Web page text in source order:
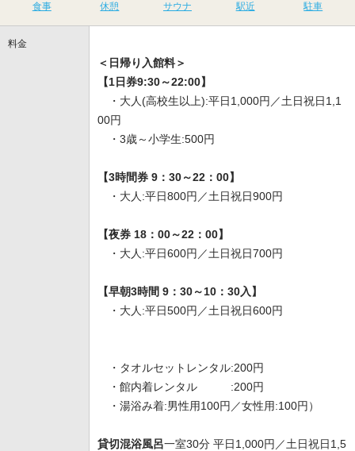
食事 休憩 サウナ 駅近 駐車
料金
＜日帰り入館料＞
【1日券9:30～22:00】
・大人(高校生以上):平日1,000円／土日祝日1,1
00円
・3歳～小学生:500円
【3時間券 9：30～22：00】
・大人:平日800円／土日祝日900円
【夜券 18：00～22：00】
・大人:平日600円／土日祝日700円
【早朝3時間 9：30～10：30入】
・大人:平日500円／土日祝日600円
・タオルセットレンタル:200円
・館内着レンタル :200円
・湯浴み着:男性用100円／女性用:100円）
貸切混浴風呂一室30分 平日1,000円／土日祝日1,5